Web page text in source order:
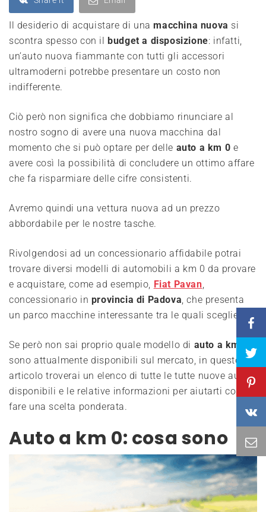
Il desiderio di acquistare di unamacchina nuova si
scontra spesso con ilbudget a disposizione: infatti,
un’auto nuova fiammante con tutti gli accessori
ultramoderni potrebbe presentare un costo non
indifferente.
Ciò però non significa che dobbiamo rinunciare al
nostro sogno di avere una nuova macchina dal
momento che si può optare per delle auto a km 0 e
avere così la possibilità di concludere un ottimo affare
che fa risparmiare delle cifre consistenti.
Avremo quindi una vettura nuova ad un prezzo
abbordabile per le nostre tasche.
Rivolgendosi ad un concessionario affidabile potrai
trovare diversi modelli di automobili a km 0 da provare
e acquistare, come ad esempio, Fiat Pavan
concessionario in provincia di Padova , che presenta
un parco macchine interessante tra le quali scegliere.
Se però non sai proprio quale modello di auto a km 0
sono attualmente disponibili sul mercato, in questo
articolo troverai un elenco di tutte le tutte nuove auto
disponibili e le relative informazioni per aiutarti così a
fare una scelta ponderata.
Auto a km 0: cosa sono